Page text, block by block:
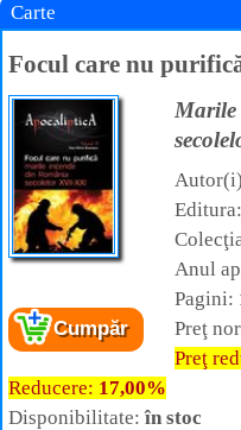
Carte
Focul care nu
Cumpăr
Marile
Editura:
Anul
Pagini:
Preţ
Preţ
Reducere: 17,00%
Disponibilitate:în stoc